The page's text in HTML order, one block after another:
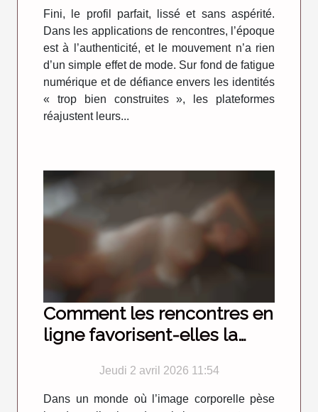
Fini, le profil parfait, lissé et sans aspérité.
Dans les applications de rencontres, l’époque
est à l’authenticité, et le mouvement n’a rien
d’un simple effet de mode. Sur fond de fatigue
numérique et de défiance envers les identités
« trop bien construites », les plateformes
réajustent leurs...
Comment les rencontres en
ligne favorisent-elles la
femmes pulpeuses ?
Jeudi 2 avril 2026 11:54
Dans un monde où l’image corporelle pèse